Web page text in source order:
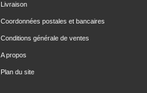
Livraison
Coordonnées postales et bancaires
Conditions générale de ventes
A propos
Plan du site